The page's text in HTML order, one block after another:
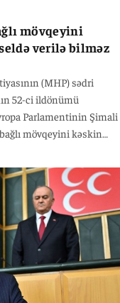
mövqeyini
verilə bilməz
(MHP) sədri
52-ci ildönümü
Parlamentinin Şimali
mövqeyini kəskin
veriləcəyini bildirib.